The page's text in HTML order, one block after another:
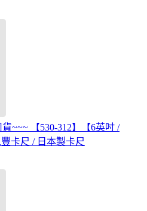
~~~ 【530-312】【6英吋 /
豐卡尺 / 日本製卡尺